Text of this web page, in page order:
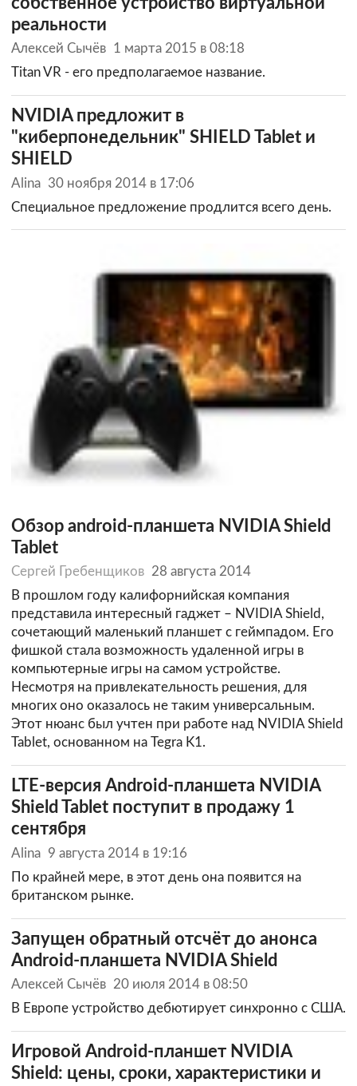
собственное устройство виртуальной
реальности
Алексей Сычёв 1 марта 2015 в 08:18
Titan VR - его предполагаемое название.
NVIDIA предложит в
"киберпонедельник" SHIELD Tablet и
SHIELD
Alina 30 ноября 2014 в 17:06
Специальное предложение продлится всего день.
Обзор android-планшета NVIDIA Shield
Tablet
Сергей Гребенщиков 28 августа 2014
В прошлом году калифорнийская компания
представила интересный гаджет – NVIDIA Shield,
сочетающий маленький планшет с геймпадом. Его
фишкой стала возможность удаленной игры в
компьютерные игры на самом устройстве.
Несмотря на привлекательность решения, для
многих оно оказалось не таким универсальным.
Этот нюанс был учтен при работе над NVIDIA Shield
Tablet, основанном на Tegra K1.
LTE-версия Android-планшета NVIDIA
Shield Tablet поступит в продажу 1
сентября
Alina 9 августа 2014 в 19:16
По крайней мере, в этот день она появится на
британском рынке.
Запущен обратный отсчёт до анонса
Android-планшета NVIDIA Shield
Алексей Сычёв 20 июля 2014 в 08:50
В Европе устройство дебютирует синхронно с США.
Игровой Android-планшет NVIDIA
Shield: цены, сроки, характеристики и